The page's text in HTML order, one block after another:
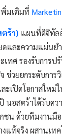
พิ่มเติมที่
ตร้า) แผนที่ดิจิทัล
ดและความแม่น
ทศ รองรับการป
ช่วยยกระดับการ
ะเปิดโอกาสใหม่ใ
นอสตร้าได้รับคว
ชน ด้วยทีมงานมื
แท้จริง ผสานเท